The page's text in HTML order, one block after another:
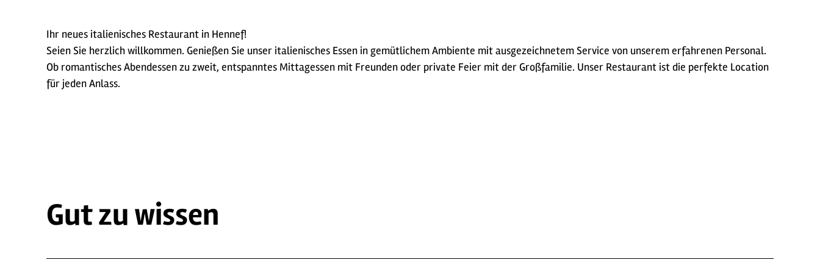
Ihr neues italienisches Restaurant in Hennef!
Seien Sie herzlich willkommen. Genießen Sie unser italienisches Essen in gemütlichem Ambiente mit ausgezeichnetem Service von unserem erfahrenen Personal.
Ob romantisches Abendessen zu zweit, entspanntes Mittagessen mit Freunden oder private Feier mit der Großfamilie. Unser Restaurant ist die perfekte Location
für jeden Anlass.
Gut zu wissen